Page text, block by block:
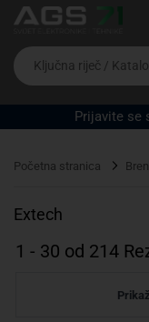
Ova postavka
cijene vašim
Da
biste
potražili
proizvod,
unesite
riječ,
EAN
serijski
Prijavite se
Početna stranica
Extech
1 - 30 od 214